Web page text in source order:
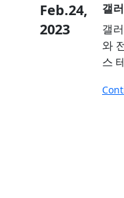
Feb.24,
2023
갤
갤
와
스